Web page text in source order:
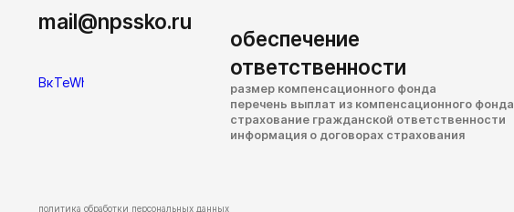
mail@npssko.ru
обеспечение
ответственности
размер компенсационного фонда
перечень выплат из компенсационного фонда
страхование гражданской ответственности
информация о договорах страхования
политика обработки персональных данных